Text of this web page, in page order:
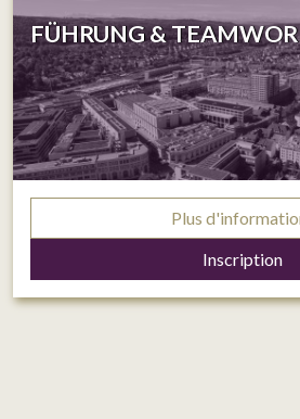
FÜHRUNG &
Plus
Inscription